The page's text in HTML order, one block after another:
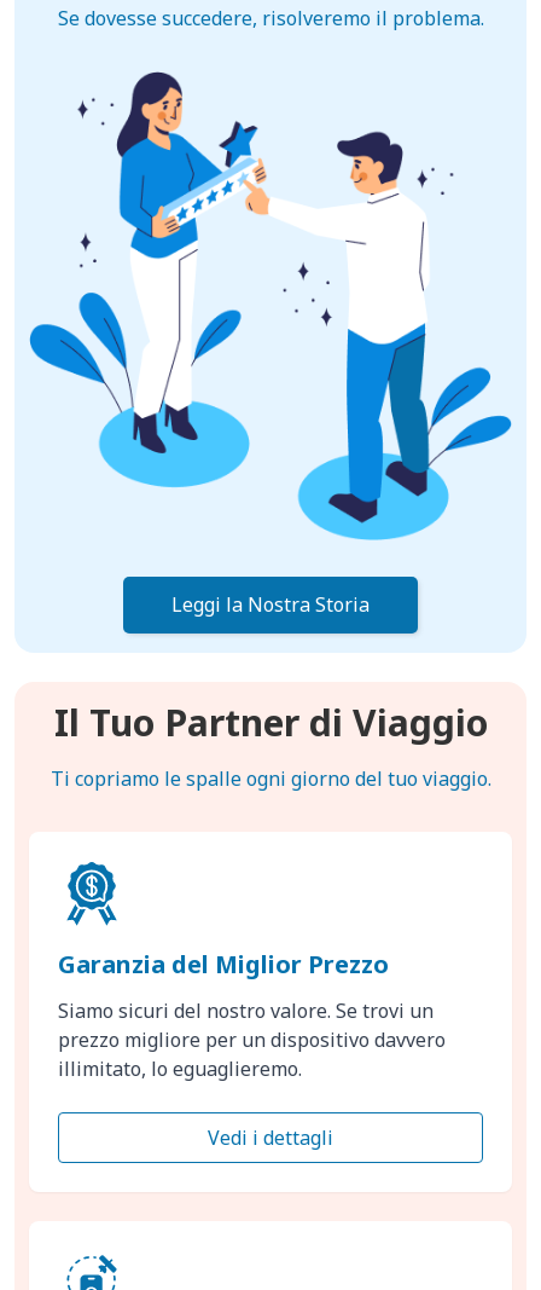
Se dovesse succedere, risolveremo il problema.
Leggi la Nostra Storia
Il Tuo Partner di Viaggio
Ti copriamo le spalle ogni giorno del tuo viaggio.
Garanzia del Miglior Prezzo
Siamo sicuri del nostro valore. Se trovi un
prezzo migliore per un dispositivo davvero
illimitato, lo eguaglieremo.
Vedi i dettagli